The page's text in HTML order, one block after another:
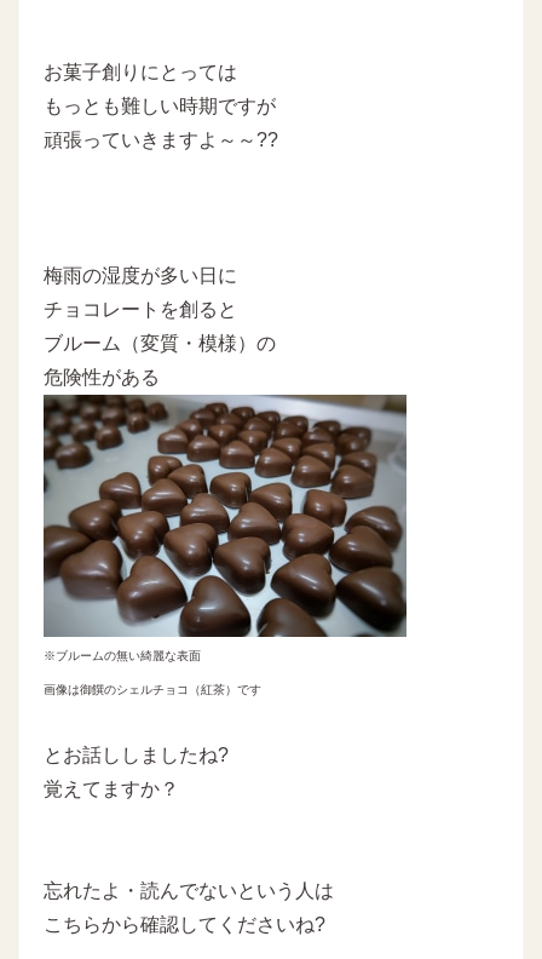
お菓子創りにとっては
もっとも難しい時期ですが
頑張っていきますよ～～??
梅雨の湿度が多い日に
チョコレートを創ると
ブルーム（変質・模様）の
危険性がある
※ブルームの無い綺麗な表面
画像は御饌のシェルチョコ（紅茶）です
とお話ししましたね?
覚えてますか？
忘れたよ・読んでないという人は
こちらから確認してくださいね?